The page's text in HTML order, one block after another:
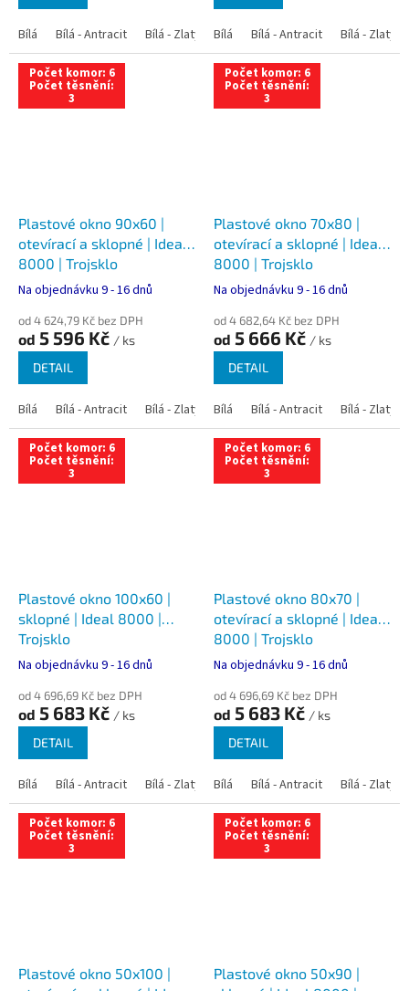
Bílá Bílá - Antracit Bílá - Zlatý dub Bílá - Tmavý dub Bílá -
Bílá Bílá - Antracit Bílá - Zlatý
Počet komor: 6
Počet těsnění:
3
Plastové okno 90x60 |
otevírací a sklopné | Ideal
8000 | Trojsklo
Na objednávku 9 - 16 dnů
od 4 624,79 Kč bez DPH
od 5 596 Kč / ks
DETAIL
Bílá Bílá - Antracit Bílá - Zlatý dub Bílá - Tmavý dub Bílá -
Počet komor: 6
Počet těsnění:
3
Plastové okno 70x80 |
otevírací a sklopné | Ideal
8000 | Trojsklo
Na objednávku 9 - 16 dnů
od 4 682,64 Kč bez DPH
od 5 666 Kč / ks
DETAIL
Bílá Bílá - Antracit Bílá - Zlatý
Počet komor: 6
Počet těsnění:
3
Plastové okno 100x60 |
sklopné | Ideal 8000 |
Trojsklo
Na objednávku 9 - 16 dnů
od 4 696,69 Kč bez DPH
od 5 683 Kč / ks
DETAIL
Bílá Bílá - Antracit Bílá - Zlatý dub Bílá - Tmavý dub Bílá -
Počet komor: 6
Počet těsnění:
3
Plastové okno 80x70 |
otevírací a sklopné | Ideal
8000 | Trojsklo
Na objednávku 9 - 16 dnů
od 4 696,69 Kč bez DPH
od 5 683 Kč / ks
DETAIL
Bílá Bílá - Antracit Bílá - Zlatý
Počet komor: 6
Počet těsnění:
3
Plastové okno 50x100 |
Počet komor: 6
Počet těsnění:
3
Plastové okno 50x90 |